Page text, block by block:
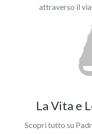
attraverso il
La Vita e
Scopri tutto su